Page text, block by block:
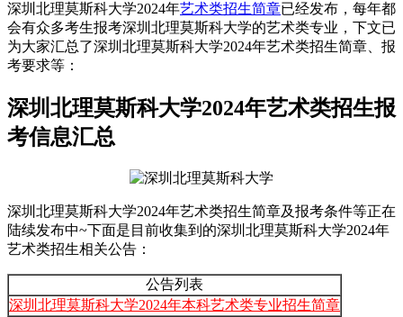
深圳北理莫斯科大学2024年艺术类招生简章已经发布，每年都
会有众多考生报考深圳北理莫斯科大学的艺术类专业，下文已
为大家汇总了深圳北理莫斯科大学2024年艺术类招生简章、报
考要求等：
深圳北理莫斯科大学2024年艺术类招生报
考信息汇总
深圳北理莫斯科大学2024年艺术类招生简章及报考条件等正在
陆续发布中~下面是目前收集到的深圳北理莫斯科大学2024年
艺术类招生相关公告：
公告列表
深圳北理莫斯科大学2024年本科艺术类专业招生简章